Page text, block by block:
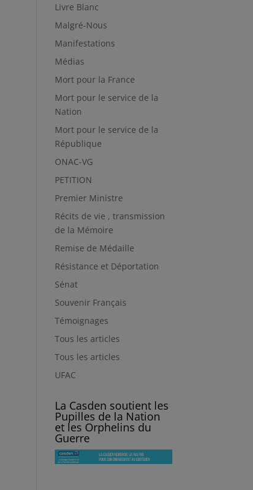
Livre Blanc
Malgré-Nous
Manifestations
Médias
Mort pour la France
Mort pour le service de la
Nation
Mort pour le service de la
République
ONAC-VG
PETITION
Premier Ministre
Récits de vie , transmission
de la Mémoire
Remise de Médaille
Résistance et Déportation
Sénat
Souvenir Français
Témoignages
Tous les articles
Tous les articles
UFAC
La Casden soutient les
Pupilles de la Nation
et les Orphelins du
Guerre